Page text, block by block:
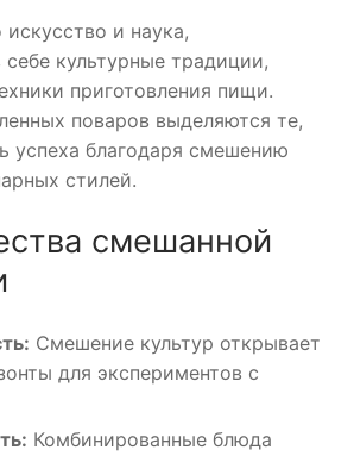
и наука,
культурные традиции,
приготовления пищи.
поваров выделяются те,
успеха благодаря смешению
стилей.
смешанной
Смешение культур открывает
для экспериментов с
Комбинированные блюда